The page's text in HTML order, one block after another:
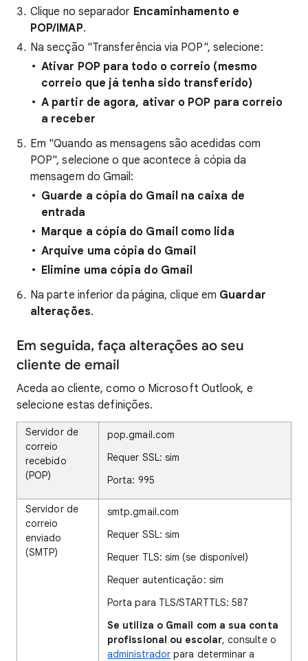
Clique no separador Encaminhamento e
POP/IMAP.
Na secção "Transferência via POP", selecione:
Ativar POP para todo o correio (mesmo
correio que já tenha sido transferido)
A partir de agora, ativar o POP para correio
a receber
Em "Quando as mensagens são acedidas com
POP", selecione o que acontece à cópia da
mensagem do Gmail:
Guarde a cópia do Gmail na caixa de
entrada
Marque a cópia do Gmail como lida
Arquive uma cópia do Gmail
Elimine uma cópia do Gmail
Na parte inferior da página, clique em Guardar
alterações.
Em seguida, faça alterações ao seu
cliente de email
Aceda ao cliente, como o Microsoft Outlook, e
selecione estas definições.
Servidor de
correio
recebido
(POP)
pop.gmail.com
Requer SSL: sim
Porta: 995
Servidor de
correio
enviado
(SMTP)
smtp.gmail.com
Requer SSL: sim
Requer TLS: sim (se disponível)
Requer autenticação: sim
Porta para TLS/STARTTLS: 587
Se utiliza o Gmail com a sua conta
profissional ou escolar, consulte o
administrador para determinar a